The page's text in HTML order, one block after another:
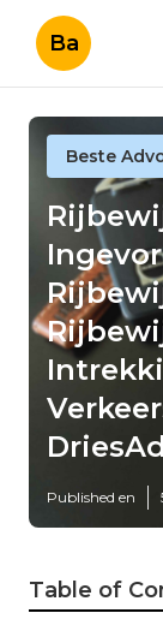
Ba
Beste
Published en
Table of